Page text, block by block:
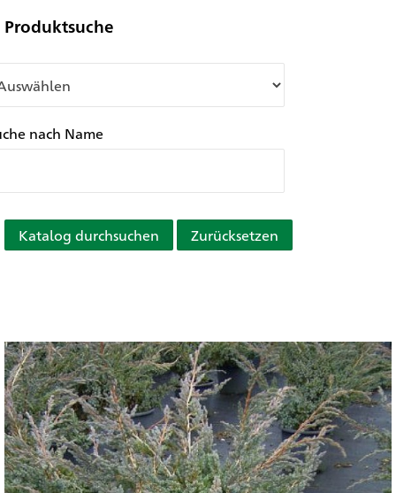
Produktsuche
nach Name
Katalog durchsuchen Zurücksetzen